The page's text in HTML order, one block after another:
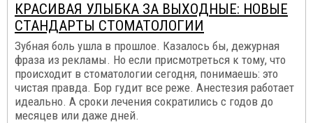
КРАСИВАЯ УЛЫБКА ЗА ВЫХОДНЫЕ: НОВЫЕ
СТАНДАРТЫ СТОМАТОЛОГИИ
Зубная боль ушла в прошлое. Казалось бы, дежурная
фраза из рекламы. Но если присмотреться к тому, что
происходит в стоматологии сегодня, понимаешь: это
чистая правда. Бор гудит все реже. Анестезия работает
идеально. А сроки лечения сократились с годов до
месяцев или даже дней.